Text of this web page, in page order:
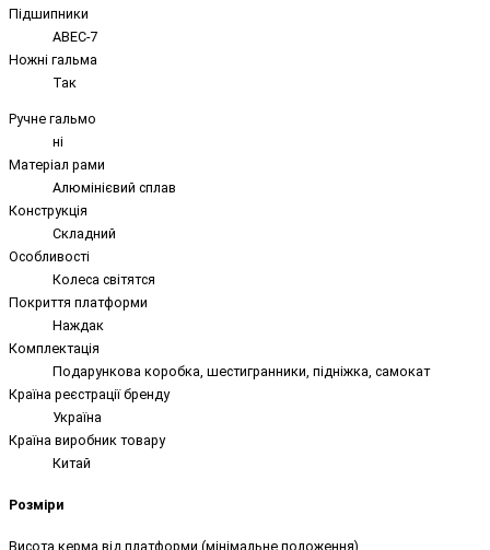
Підшипники
ABEC-7
Ножні гальма
Так
Ручне гальмо
ні
Матеріал рами
Алюмінієвий сплав
Конструкція
Складний
Особливості
Колеса світятся
Покриття платформи
Наждак
Комплектація
Подарункова коробка, шестигранники, підніжка, самокат
Країна реєстрації бренду
Україна
Країна виробник товару
Китай
Розміри
Висота керма від платформи (мінімальне положення)